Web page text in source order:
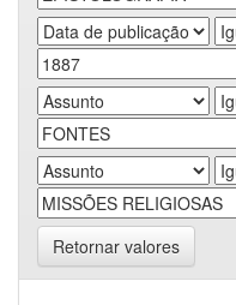
Retornar valores